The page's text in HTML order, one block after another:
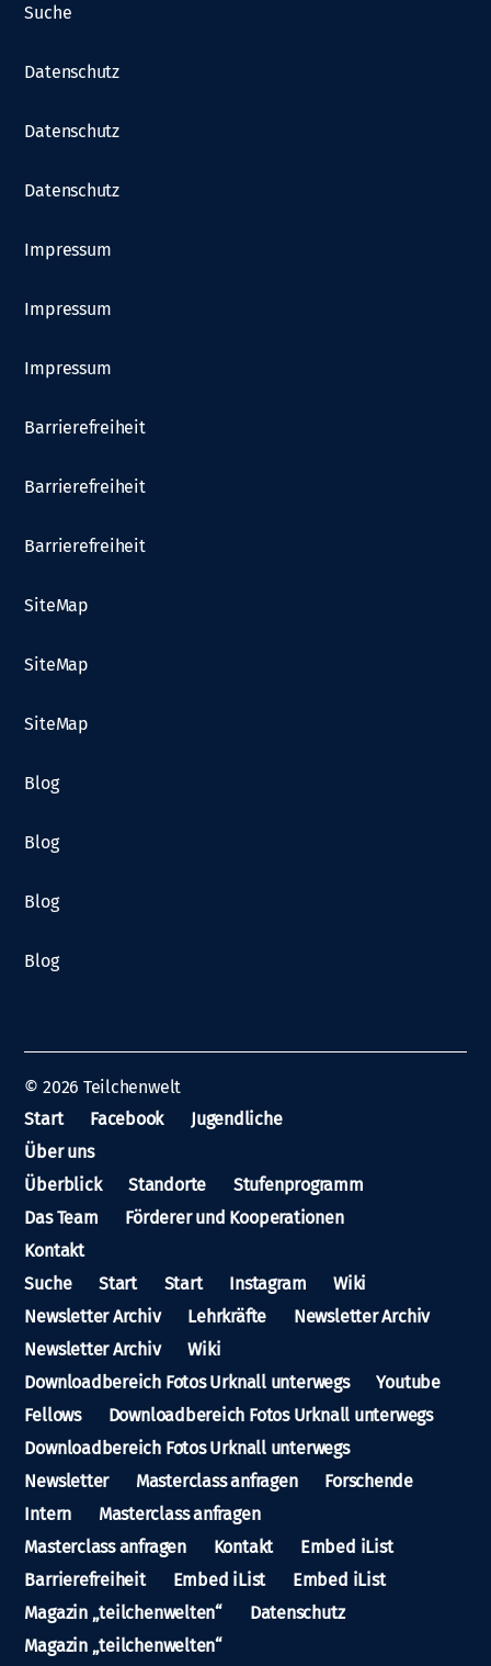
Suche
Datenschutz
Datenschutz
Datenschutz
Impressum
Impressum
Impressum
Barrierefreiheit
Barrierefreiheit
Barrierefreiheit
SiteMap
SiteMap
SiteMap
Blog
Blog
Blog
Blog
© 2026 Teilchenwelt
Start
Facebook
Jugendliche
Über uns
Überblick
Standorte
Stufenprogramm
Das Team
Förderer und Kooperationen
Kontakt
Suche
Start Start Instagram
Wiki
Newsletter Archiv
Lehrkräfte
Newsletter Archiv
Newsletter Archiv
Wiki
Downloadbereich Fotos Urknall unterwegs
Youtube
Fellows
Downloadbereich Fotos Urknall unterwegs
Downloadbereich Fotos Urknall unterwegs
Newsletter
Masterclass anfragen
Forschende
Intern
Masterclass anfragen
Masterclass anfragen
Kontakt
Embed iList
Barrierefreiheit
Embed iList
Embed iList
Magazin „teilchenwelten“
Datenschutz
Magazin „teilchenwelten“